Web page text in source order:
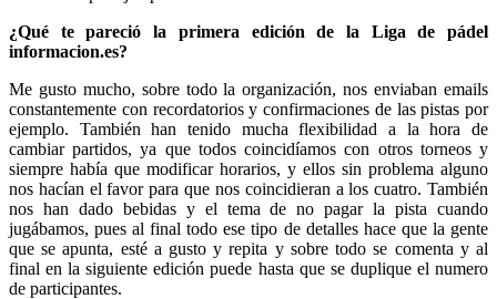
¿Qué te pareció la primera edición de la Liga de pádel
informacion.es?
Me gusto mucho, sobre todo la organización, nos enviaban emails
constantemente con recordatorios y confirmaciones de las pistas por
ejemplo. También han tenido mucha flexibilidad a la hora de
cambiar partidos, ya que todos coincidíamos con otros torneos y
siempre había que modificar horarios, y ellos sin problema alguno
nos hacían el favor para que nos coincidieran a los cuatro. También
nos han dado bebidas y el tema de no pagar la pista cuando
jugábamos, pues al final todo ese tipo de detalles hace que la gente
que se apunta, esté a gusto y repita y sobre todo se comenta y al
final en la siguiente edición puede hasta que se duplique el numero
de participantes.